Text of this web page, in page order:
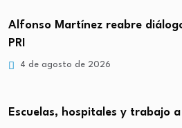
Alfonso Martínez reabre
PRI
4 de agosto de 2026
Escuelas, hospitales y trabajo